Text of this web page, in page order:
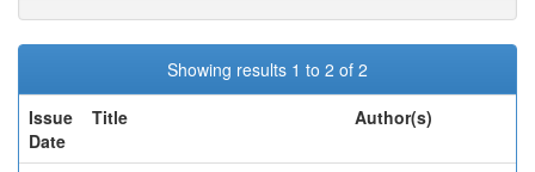
Showing results 1 to 2 of 2
Issue
Date
Title Author(s)